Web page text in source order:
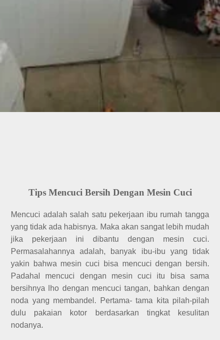
Tips Mencuci Bersih Dengan Mesin Cuci
Mencuci adalah salah satu pekerjaan ibu rumah tangga
yang tidak ada habisnya. Maka akan sangat lebih mudah
jika pekerjaan ini dibantu dengan mesin cuci.
Permasalahannya adalah, banyak ibu-ibu yang tidak
yakin bahwa mesin cuci bisa mencuci dengan bersih.
Padahal mencuci dengan mesin cuci itu bisa sama
bersihnya lho dengan mencuci tangan, bahkan dengan
noda yang membandel. Pertama- tama kita pilah-pilah
dulu pakaian kotor berdasarkan tingkat kesulitan
nodanya.